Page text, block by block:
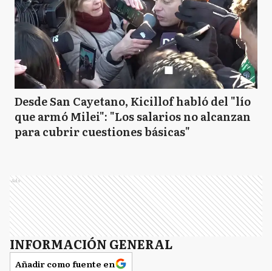
Desde San Cayetano, Kicillof habló del "lío
que armó Milei": "Los salarios no alcanzan
para cubrir cuestiones básicas"
Ads
INFORMACIÓN GENERAL
Añadir como fuente en